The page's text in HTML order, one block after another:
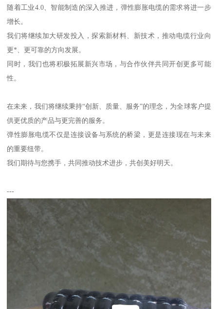
随着工业4.0、智能制造的深入推进，弹性膨胀电缆的需求将进一步
增长。
我们将继续加大研发投入，探索新材料、新技术，推动电缆行业向
更*、更可靠的方向发展。
同时，我们也将积极拓展新兴市场，与合作伙伴共同开创更多可能
性。
在未来，我们将继续秉持“创新、质量、服务”的理念，为全球客户提
供更优质的产品与更完善的服务。
弹性膨胀电缆不仅是连接设备与系统的桥梁，更是连接现在与未来
的重要纽带。
我们期待与您携手，共同推动技术进步，共创美好明天。
---